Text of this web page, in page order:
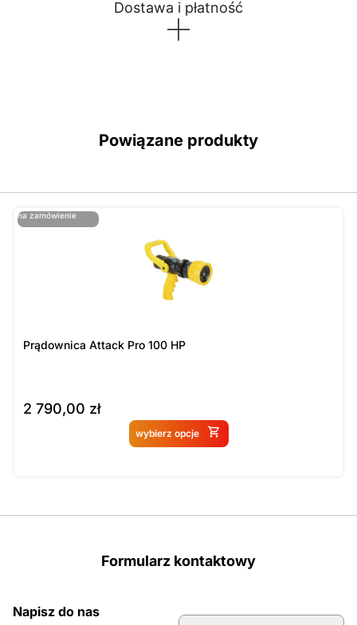
Dostawa i płatność
Powiązane produkty
na zamówienie
ostatnie sztuki
Prądownica Attack Pro 100 HP
2 790,00 zł
wybierz opcje
Produkt dostępny na
Formularz kontaktowy
Napisz do nas